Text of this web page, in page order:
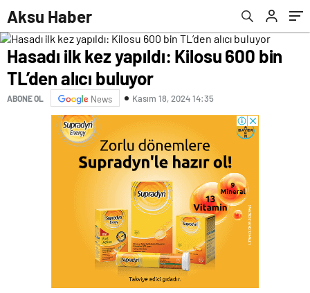
Aksu Haber
Hasadı ilk kez yapıldı: Kilosu 600 bin
TL’den alıcı buluyor
ABONE OL News Kasım 18, 2024 14:35